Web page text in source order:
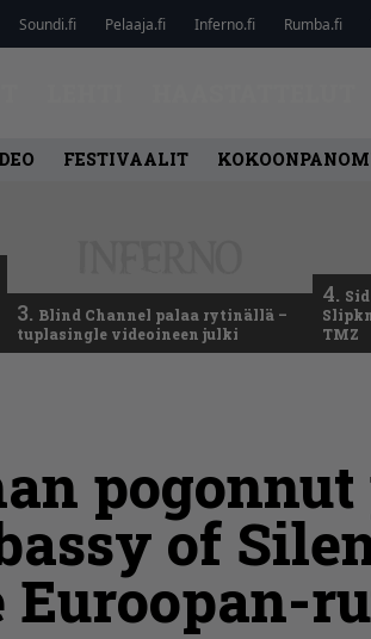
Soundi.fi Pelaaja.fi Inferno.fi Rumba.fi
FESTIVAALIT
3. Blind Channel palaa rytinällä –
tuplasingle videoineen julki
4.
TMZ
pogonnut
of